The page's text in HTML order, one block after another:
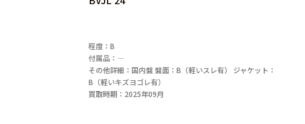
程度：B
付属品：―
その他詳細：国内盤 盤面：B（軽いスレ有） ジャケット：
B（軽いキズヨゴレ有）
買取時期：2025年09月